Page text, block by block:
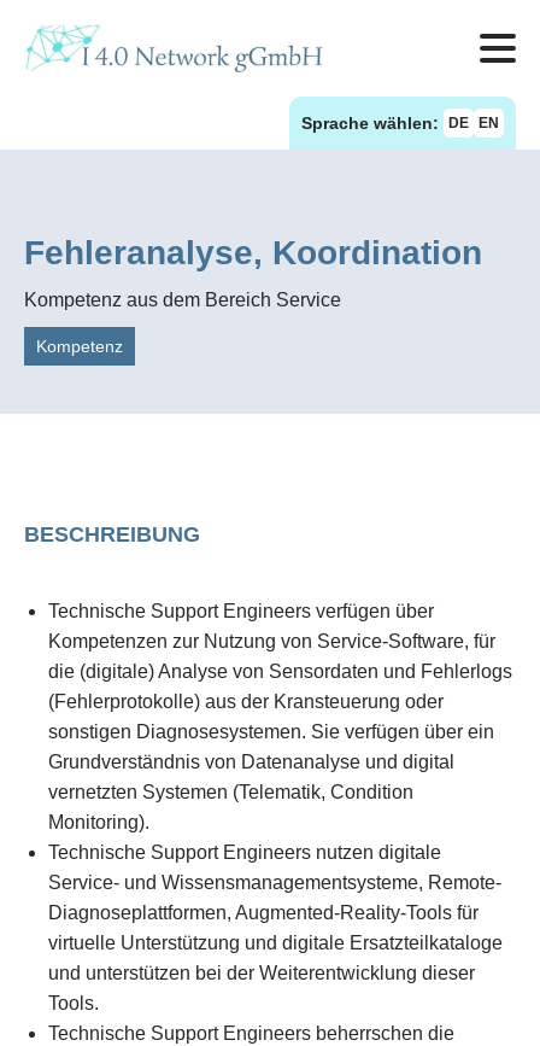
Sprache wählen: DE EN
Fehleranalyse, Koordination
Kompetenz aus dem Bereich Service
Kompetenz
BESCHREIBUNG
Technische Support Engineers verfügen über
Kompetenzen zur Nutzung von Service-Software, für
die (digitale) Analyse von Sensordaten und Fehlerlogs
(Fehlerprotokolle) aus der Kransteuerung oder
sonstigen Diagnosesystemen. Sie verfügen über ein
Grundverständnis von Datenanalyse und digital
vernetzten Systemen (Telematik, Condition
Monitoring).
Technische Support Engineers nutzen digitale
Service- und Wissensmanagementsysteme, Remote-
Diagnoseplattformen, Augmented-Reality-Tools für
virtuelle Unterstützung und digitale Ersatzteilkataloge
und unterstützen bei der Weiterentwicklung dieser
Tools.
Technische Support Engineers beherrschen die